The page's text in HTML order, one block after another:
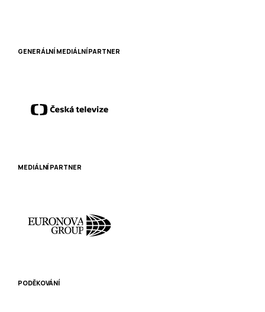
GENERÁLNÍ MEDIÁLNÍ PARTNER
MEDIÁLNÍ PARTNER
PODĚKOVÁNÍ